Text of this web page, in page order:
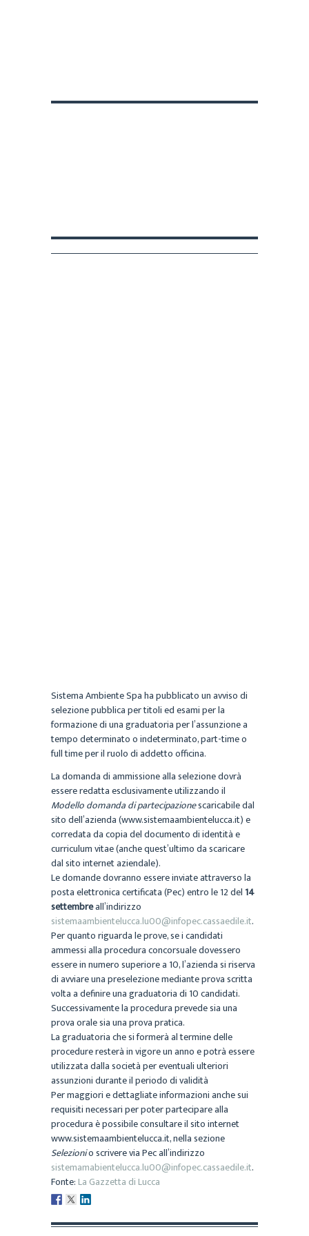
Sistema Ambiente Spa ha pubblicato un avviso di
selezione pubblica per titoli ed esami per la
formazione di una graduatoria per l’assunzione a
tempo determinato o indeterminato, part-time o
full time per il ruolo di addetto officina.
La domanda di ammissione alla selezione dovrà
essere redatta esclusivamente utilizzando il
Modello domanda di partecipazionescaricabile dal
sito dell’azienda (www.sistemaambientelucca.it) e
corredata da copia del documento di identità e
curriculum vitae (anche quest’ultimo da scaricare
dal sito internet aziendale).
Le domande dovranno essere inviate attraverso la
posta elettronica certificata (Pec) entro le 12 del 14
settembreall’indirizzo
sistemaambientelucca.lu00@infopec.cassaedile.it.
Per quanto riguarda le prove, se i candidati
ammessi alla procedura concorsuale dovessero
essere in numero superiore a 10, l’azienda si riserva
di avviare una preselezione mediante prova scritta
volta a definire una graduatoria di 10 candidati.
Successivamente la procedura prevede sia una
prova orale sia una prova pratica.
La graduatoria che si formerà al termine delle
procedure resterà in vigore un anno e potrà essere
utilizzata dalla società per eventuali ulteriori
assunzioni durante il periodo di validità
Per maggiori e dettagliate informazioni anche sui
requisiti necessari per poter partecipare alla
procedura è possibile consultare il sito internet
www.sistemaambientelucca.it, nella sezione
Selezionio scrivere via Pec all’indirizzo
sistemamabientelucca.lu00@infopec.cassaedile.it.
Fonte:La Gazzetta di Lucca